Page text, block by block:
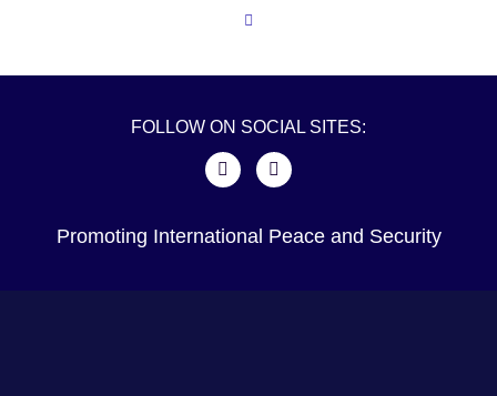
FOLLOW ON SOCIAL SITES:
Promoting International Peace and Security